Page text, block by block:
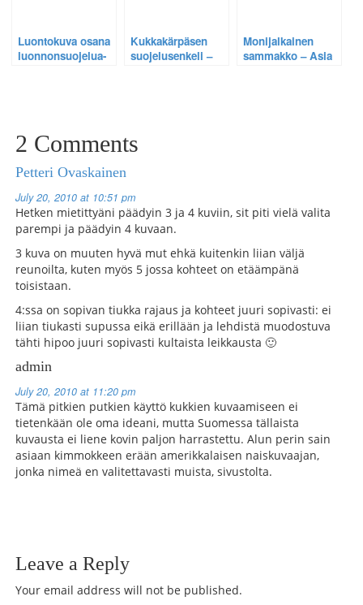
Luontokuva osana
luonnonsuojelua-
Kukkakärpäsen
suojelusenkeli –
Monijalkainen
sammakko – Asia
2 Comments
Petteri Ovaskainen
July 20, 2010 at 10:51 pm
Hetken mietittyäni päädyin 3 ja 4 kuviin, sit piti vielä valita
parempi ja päädyin 4 kuvaan.
3 kuva on muuten hyvä mut ehkä kuitenkin liian väljä
reunoilta, kuten myös 5 jossa kohteet on etäämpänä
toisistaan.
4:ssa on sopivan tiukka rajaus ja kohteet juuri sopivasti: ei
liian tiukasti supussa eikä erillään ja lehdistä muodostuva
tähti hipoo juuri sopivasti kultaista leikkausta 🙂
admin
July 20, 2010 at 11:20 pm
Tämä pitkien putkien käyttö kukkien kuvaamiseen ei
tietenkään ole oma ideani, mutta Suomessa tällaista
kuvausta ei liene kovin paljon harrastettu. Alun perin sain
asiaan kimmokkeen erään amerikkalaisen naiskuvaajan,
jonka nimeä en valitettavasti muista, sivustolta.
Leave a Reply
Your email address will not be published.